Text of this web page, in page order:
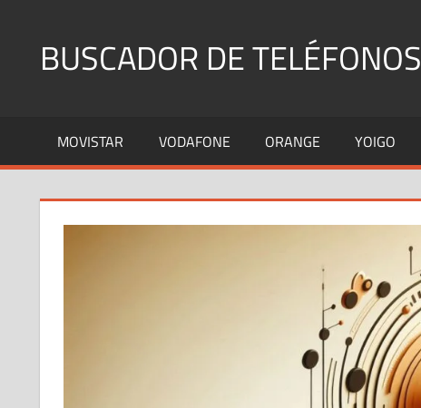
contenidoBUSCADOR DE TELÉFONOS
Fijos
y
MOVISTAR VODAFONE ORANGE YOIGO